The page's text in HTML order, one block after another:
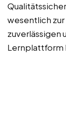
wesentlich
zuverlässigen
Lernplattform